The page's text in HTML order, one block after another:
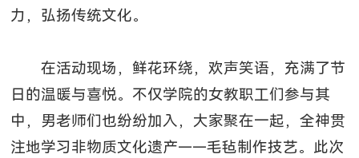
力，弘扬传统文化。
在活动现场，鲜花环绕，欢声笑语，充满了节
日的温暖与喜悦。不仅学院的女教职工们参与其
中，男老师们也纷纷加入，大家聚在一起，全神贯
注地学习非物质文化遗产——毛毡制作技艺。此次